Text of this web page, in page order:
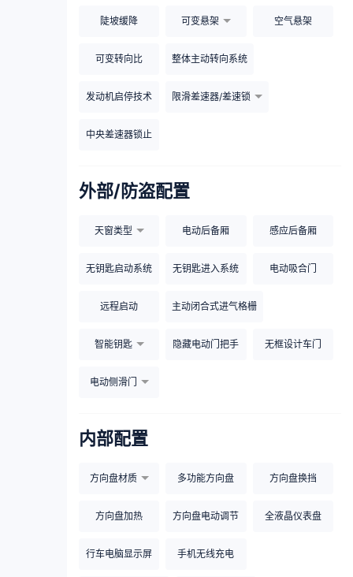
陡坡缓降 可变悬架 空气悬架
可变转向比 整体主动转向系统
发动机启停技术 限滑差速器/差速锁
中央差速器锁止
外部/防盗配置
天窗类型 电动后备厢 感应后备厢
无钥匙启动系统 无钥匙进入系统 电动吸合门
远程启动 主动闭合式进气格栅
智能钥匙 隐藏电动门把手 无框设计车门
电动侧滑门
内部配置
方向盘材质 多功能方向盘 方向盘换挡
方向盘加热 方向盘电动调节 全液晶仪表盘
行车电脑显示屏 手机无线充电